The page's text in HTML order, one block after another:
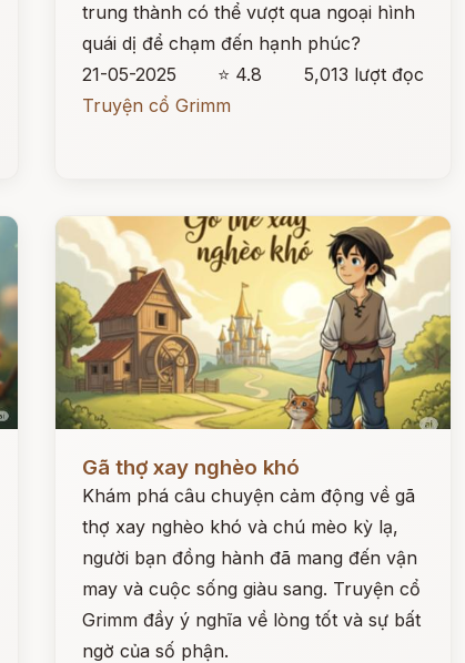
trung thành có thể vượt qua ngoại hình
quái dị để chạm đến hạnh phúc?
21-05-2025
⭐ 4.8
5,013 lượt đọc
Truyện cổ Grimm
Gã thợ xay nghèo khó
Khám phá câu chuyện cảm động về gã
thợ xay nghèo khó và chú mèo kỳ lạ,
người bạn đồng hành đã mang đến vận
may và cuộc sống giàu sang. Truyện cổ
Grimm đầy ý nghĩa về lòng tốt và sự bất
ngờ của số phận.